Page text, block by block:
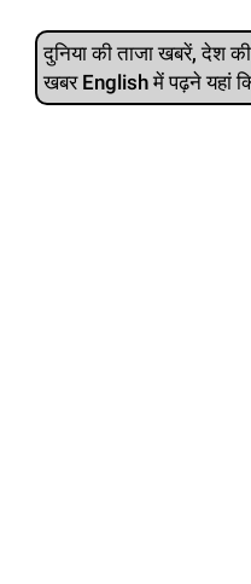
दुनिया की ताजा खबरें, देश
खबर English में पढ़ने